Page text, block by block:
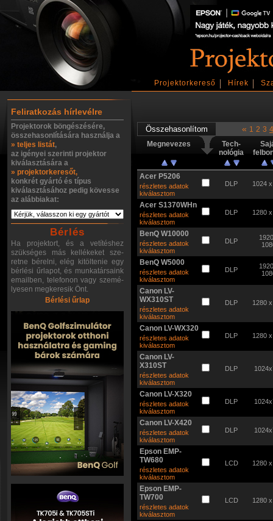
Projektorkereső Hírek
Feliratkozás hírlevélre
Projektorok böngészésére,
összehasonlítására használja a
» teljes listát,
az igényei szerinti projektor
kiválasztására a
» projektorkeresőt,
konkrét gyártó és típus
kiválasztásához pedig kövesse
az alábbiakat:
Bérlés
Ha projektort, és a vetítéshez
szükséges más kellékeket sze-
retne bérelni, elég kitöltenie egy
bérlési űrlapot, és munkatársaink
emailben, telefonon vagy szemé-
lyesen megkeresik Önt.
Bérlési űrlap
« 1 2 3 4
Megnevezes
Tech-
nológia
Acer P5206
részletes adatok
kiválasztom
DLP 1024
Acer S1370WHn
részletes adatok
kiválasztom
DLP 1280
BenQ W10000
részletes adatok
kiválasztom
DLP
BenQ W5000
részletes adatok
kiválasztom
DLP
Canon LV-
WX310ST
részletes adatok
kiválasztom
DLP 1280
Canon LV-WX320
részletes adatok
kiválasztom
DLP 1280
Canon LV-
X310ST
részletes adatok
kiválasztom
DLP
Canon LV-X320
részletes adatok
kiválasztom
DLP
Canon LV-X420
részletes adatok
kiválasztom
DLP
Epson EMP-
TW680
részletes adatok
kiválasztom
LCD 1280
Epson EMP-
TW700
részletes adatok
kiválasztom
LCD 1280